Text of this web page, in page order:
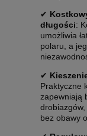
✔
długości:
umożliwia
polaru, a
✔
Praktyczne
zapewniają
bez obawy